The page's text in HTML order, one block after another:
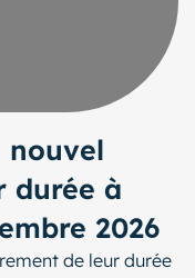
nouvel
durée à
2026
de leur durée